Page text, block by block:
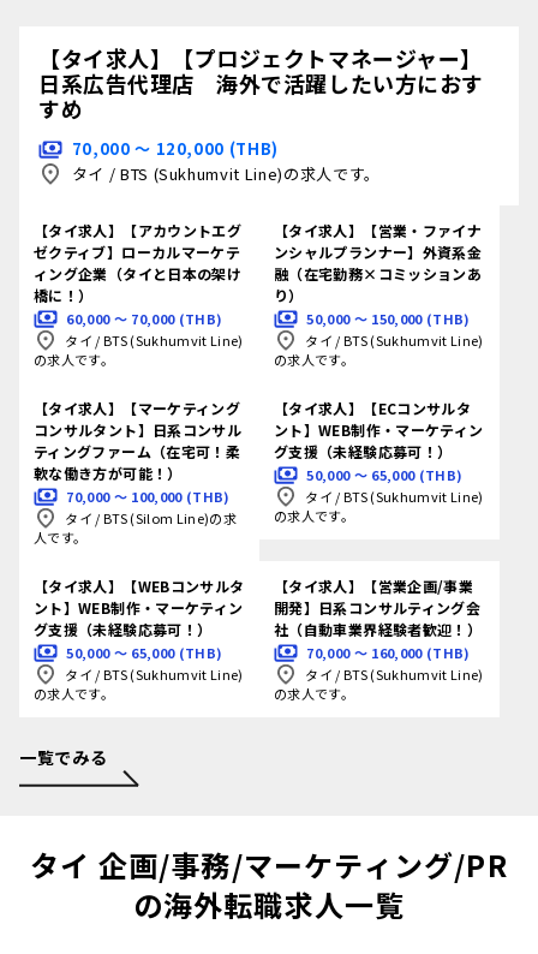
【タイ求人】【プロジェクトマネージャー】
日系広告代理店 海外で活躍したい方におす
すめ
70,000 〜 120,000 (THB)
タイ / BTS (Sukhumvit Line)の求人です。
【タイ求人】【アカウントエグ
ゼクティブ】ローカルマーケテ
ィング企業（タイと日本の架け
橋に！）
60,000 〜 70,000 (THB)
タイ /BTS (Sukhumvit Line)
の求人です。
【タイ求人】【営業・ファイナ
ンシャルプランナー】外資系金
融（在宅勤務×コミッションあ
り）
50,000 〜 150,000 (THB)
タイ /BTS (Sukhumvit Line)
の求人です。
【タイ求人】【マーケティング
コンサルタント】日系コンサル
ティングファーム（在宅可！柔
軟な働き方が可能！）
70,000 〜 100,000 (THB)
タイ /BTS (Silom Line)の求
人です。
【タイ求人】【ECコンサルタ
ント】WEB制作・マーケティン
グ支援（未経験応募可！）
50,000 〜 65,000 (THB)
タイ /BTS (Sukhumvit Line)
の求人です。
【タイ求人】【WEBコンサルタ
ント】WEB制作・マーケティン
グ支援（未経験応募可！）
50,000 〜 65,000 (THB)
タイ /BTS (Sukhumvit Line)
の求人です。
【タイ求人】【営業企画/事業
開発】日系コンサルティング会
社（自動車業界経験者歓迎！）
70,000 〜 160,000 (THB)
タイ /BTS (Sukhumvit Line)
の求人です。
一覧でみる
タイ 企画/事務/マーケティング/PR
の海外転職求人一覧